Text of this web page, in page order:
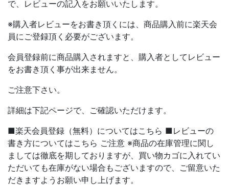
で、レビューの記入をお願いいたします。
※購入者レビューをお書き頂くには、商品購入前に楽天会
員にご登録頂く必要がございます。
会員登録前に商品購入されますと、購入者としてレビュー
をお書き頂く事が出来ません。
ご注意下さい。
詳細は下記ページで、ご確認いただけます。
■楽天会員登録（無料）についてはこちら ■レビューの
書き方についてはこちら ご注意 ※商品の在庫管理に関し
ましては徹底を期しておりますが、買い物カゴに入れてい
ただいても在庫がない場合もございますので、ご留意いた
だきますようお願い申し上げます。